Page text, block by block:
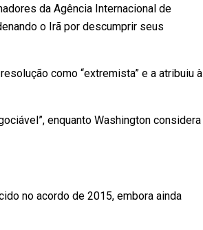
da Agência Internacional de
o Irã por descumprir seus
como “extremista” e a atribuiu à
enquanto Washington considera
no acordo de 2015, embora ainda